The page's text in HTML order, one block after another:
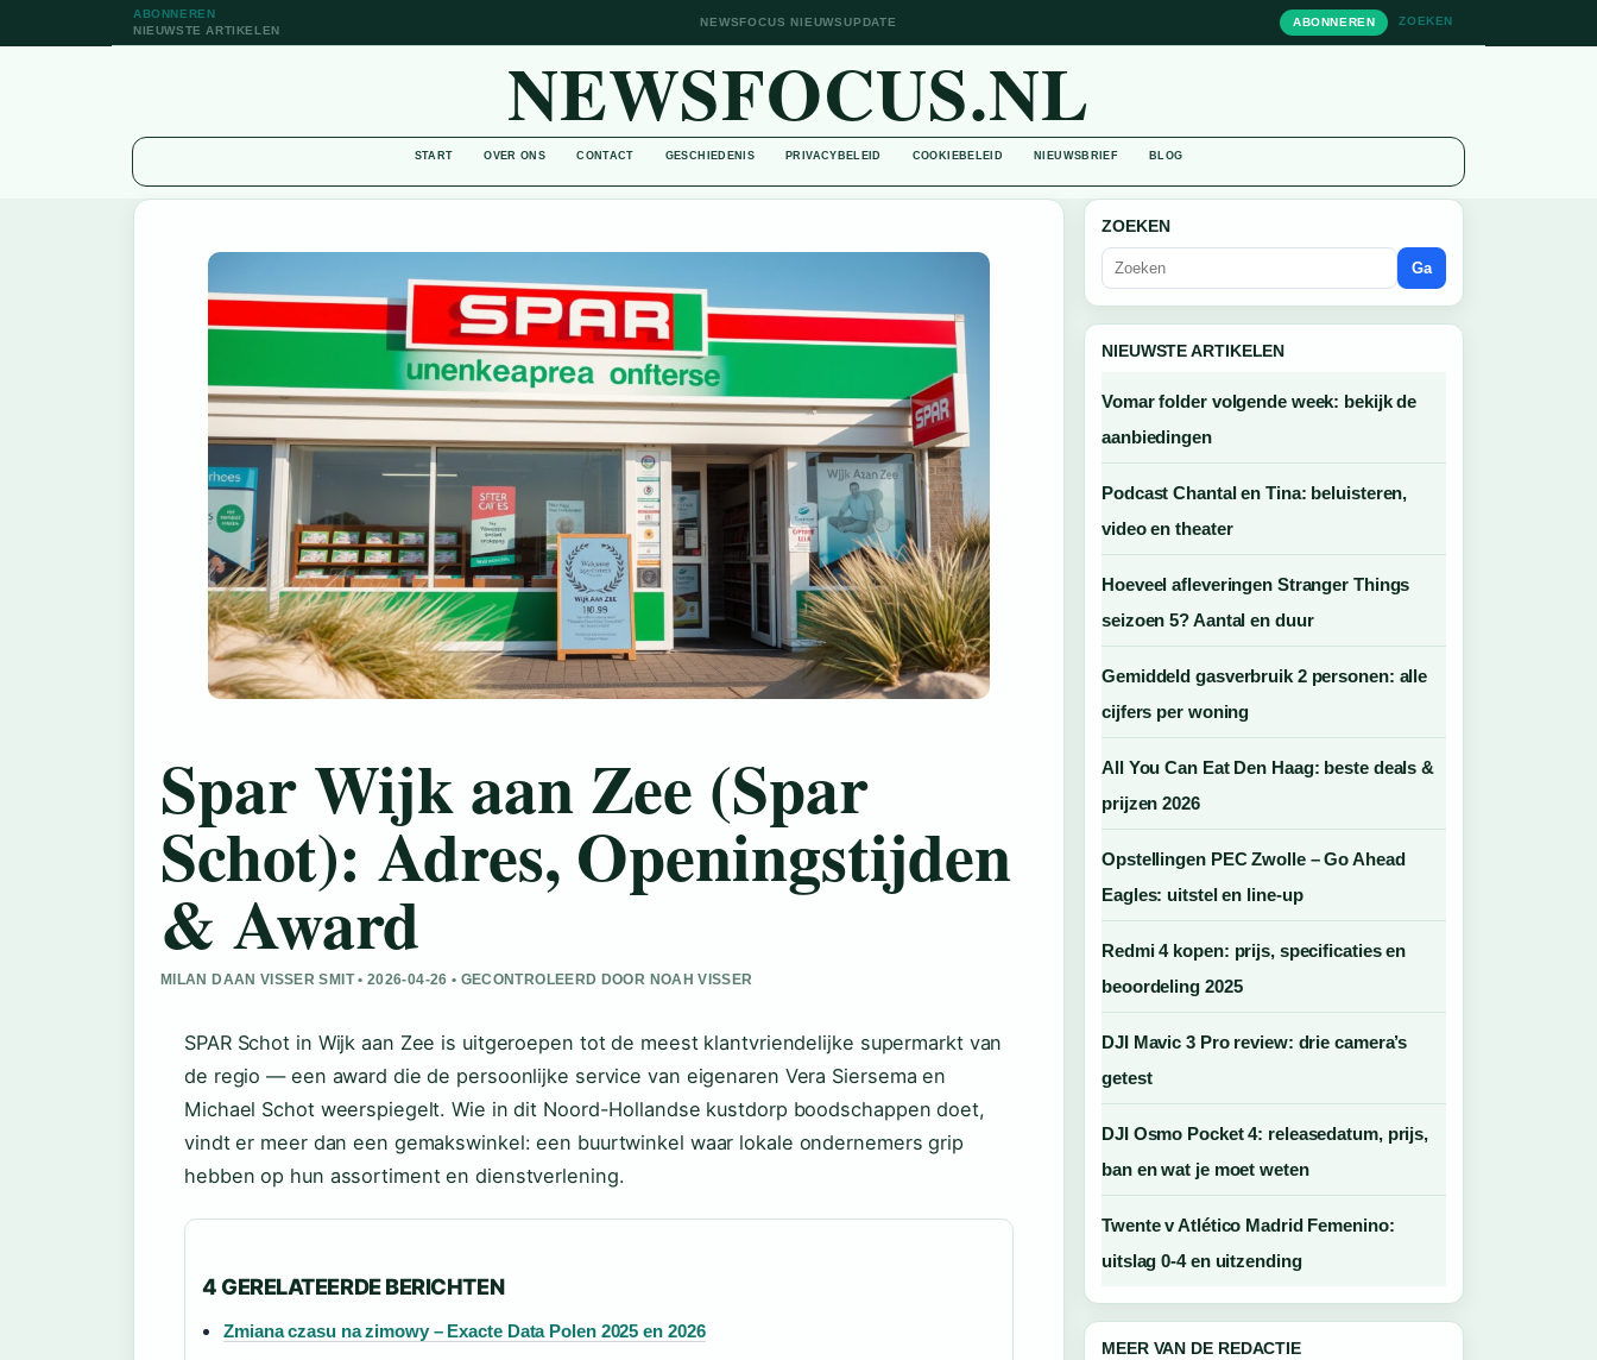
ABONNEREN
NIEUWSTE ARTIKELEN
NEWSFOCUS NIEUWSUPDATE ABONNEREN ZOEKEN
NEWSFOCUS.NL
START OVER ONS CONTACT GESCHIEDENIS PRIVACYBELEID COOKIEBELEID NIEUWSBRIEF BLOG
Spar Wijk aan Zee (Spar
Schot): Adres, Openingstijden
& Award
MILAN DAAN VISSER SMIT • 2026-04-26 • GECONTROLEERD DOOR NOAH VISSER
SPAR Schot in Wijk aan Zee is uitgeroepen tot de meest klantvriendelijke supermarkt van
de regio — een award die de persoonlijke service van eigenaren Vera Siersema en
Michael Schot weerspiegelt. Wie in dit Noord-Hollandse kustdorp boodschappen doet,
vindt er meer dan een gemakswinkel: een buurtwinkel waar lokale ondernemers grip
hebben op hun assortiment en dienstverlening.
4 GERELATEERDE BERICHTEN
Zmiana czasu na zimowy – Exacte Data Polen 2025 en 2026
ZOEKEN
Ga
NIEUWSTE ARTIKELEN
Vomar folder volgende week: bekijk de
aanbiedingen
Podcast Chantal en Tina: beluisteren,
video en theater
Hoeveel afleveringen Stranger Things
seizoen 5? Aantal en duur
Gemiddeld gasverbruik 2 personen: alle
cijfers per woning
All You Can Eat Den Haag: beste deals &
prijzen 2026
Opstellingen PEC Zwolle – Go Ahead
Eagles: uitstel en line-up
Redmi 4 kopen: prijs, specificaties en
beoordeling 2025
DJI Mavic 3 Pro review: drie camera’s
getest
DJI Osmo Pocket 4: releasedatum, prijs,
ban en wat je moet weten
Twente v Atlético Madrid Femenino:
uitslag 0-4 en uitzending
MEER VAN DE REDACTIE